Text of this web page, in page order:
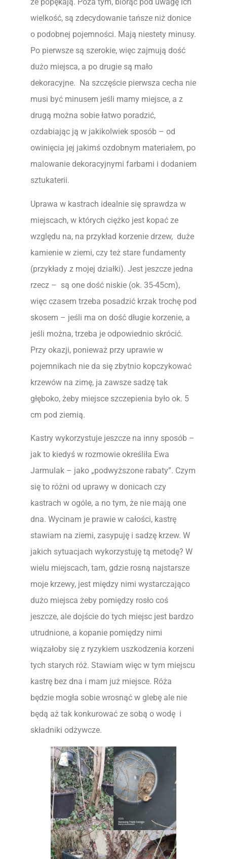
wielkość, są zdecydowanie tańsze niż donice
o podobnej pojemności. Mają niestety minusy.
Po pierwsze są szerokie, więc zajmują dość
dużo miejsca, a po drugie są mało
dekoracyjne. Na szczęście pierwsza cecha nie
musi być minusem jeśli mamy miejsce, a z
drugą można sobie łatwo poradzić,
ozdabiając ją w jakikolwiek sposób – od
owinięcia jej jakimś ozdobnym materiałem, po
malowanie dekoracyjnymi farbami i dodaniem
sztukaterii.
Uprawa w kastrach idealnie się sprawdza w
miejscach, w których ciężko jest kopać ze
względu na, na przykład korzenie drzew, duże
kamienie w ziemi, czy też stare fundamenty
(przykłady z mojej działki). Jest jeszcze jedna
rzecz – są one dość niskie (ok. 35-45cm),
więc czasem trzeba posadzić krzak trochę pod
skosem – jeśli ma on dość długie korzenie, a
jeśli można, trzeba je odpowiednio skrócić.
Przy okazji, ponieważ przy uprawie w
pojemnikach nie da się zbytnio kopczykować
krzewów na zimę, ja zawsze sadzę tak
głęboko, żeby miejsce szczepienia było ok. 5
cm pod ziemią.
Kastry wykorzystuje jeszcze na inny sposób –
jak to kiedyś w rozmowie określiła Ewa
Jarmulak – jako „podwyższone rabaty”. Czym
się to różni od uprawy w donicach czy
kastrach w ogóle, a no tym, że nie mają one
dna. Wycinam je prawie w całości, kastrę
stawiam na ziemi, zasypuję i sadzę krzew. W
jakich sytuacjach wykorzystuję tą metodę? W
wielu miejscach, tam, gdzie rosną najstarsze
moje krzewy, jest między nimi wystarczająco
dużo miejsca żeby pomiędzy rosło coś
jeszcze, ale dojście do tych miejsc jest bardzo
utrudnione, a kopanie pomiędzy nimi
wiązałoby się z ryzykiem uszkodzenia korzeni
tych starych róż. Stawiam więc w tym miejscu
kastrę bez dna i mam już miejsce. Róża
będzie mogła sobie wrosnąć w glebę ale nie
będą aż tak konkurować ze sobą o wodę i
składniki odżywcze.